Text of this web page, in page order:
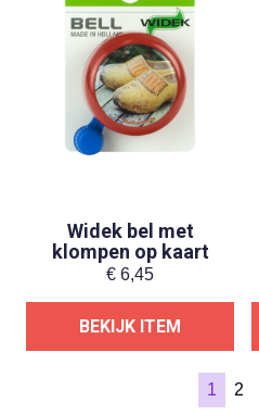
Widek bel met
klompen op kaart
€ 6,45
BEKIJK ITEM
1 2